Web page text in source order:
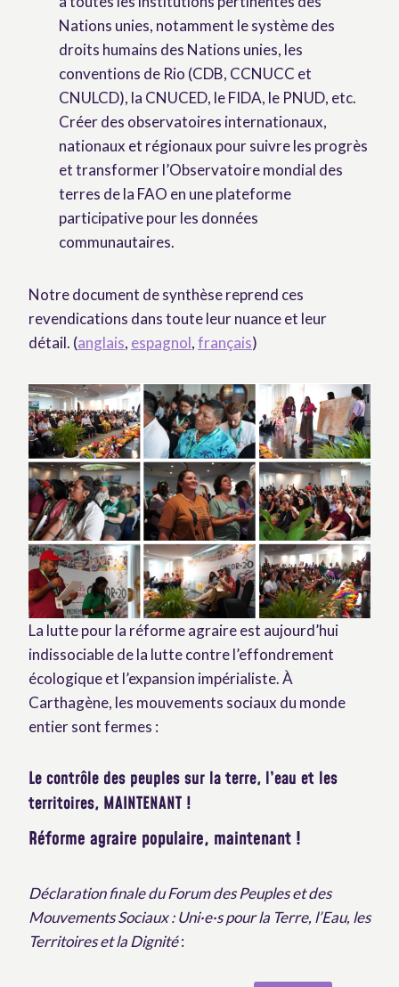
Nations unies, notamment le système des
droits humains des Nations unies, les
conventions de Rio (CDB, CCNUCC et
CNULCD), la CNUCED, le FIDA, le PNUD, etc.
Créer des observatoires internationaux,
nationaux et régionaux pour suivre les progrès
et transformer l’Observatoire mondial des
terres de la FAO en une plateforme
participative pour les données
communautaires.
Notre document de synthèse reprend ces
revendications dans toute leur nuance et leur
détail. (anglais, espagnol,français)
La lutte pour la réforme agraire est aujourd’hui
indissociable de la lutte contre l’effondrement
écologique et l’expansion impérialiste. À
Carthagène, les mouvements sociaux du monde
entier sont fermes :
Le contrôle des peuples sur la terre, l’eau et les
territoires, MAINTENANT !
Réforme agraire populaire, maintenant !
Déclaration finale du Forum des Peuples et des
Mouvements Sociaux : Uni·e·s pour la Terre, l’Eau, les
Territoires et la Dignité: